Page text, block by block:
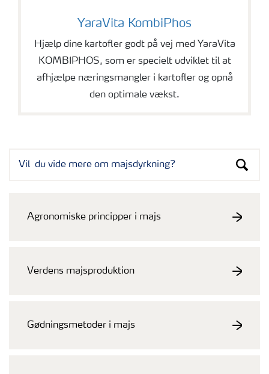
YaraVita KombiPhos
Hjælp dine kartofler godt på vej med YaraVita
KOMBIPHOS, som er specielt udviklet til at
afhjælpe næringsmangler i kartofler og opnå
den optimale vækst.
Agronomiske principper i majs
Verdens majsproduktion
Gødningsmetoder i majs